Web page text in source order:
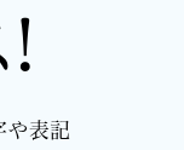
や表記